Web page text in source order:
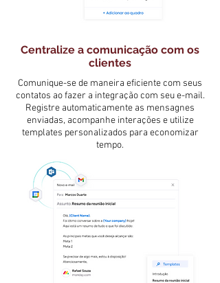
Centralize a comunicação com os
clientes
Comunique-se de maneira eficiente com seus
contatos ao fazer a integração com seu e-mail.
Registre automaticamente as mensagnes
enviadas, acompanhe interações e utilize
templates personalizados para economizar
tempo.